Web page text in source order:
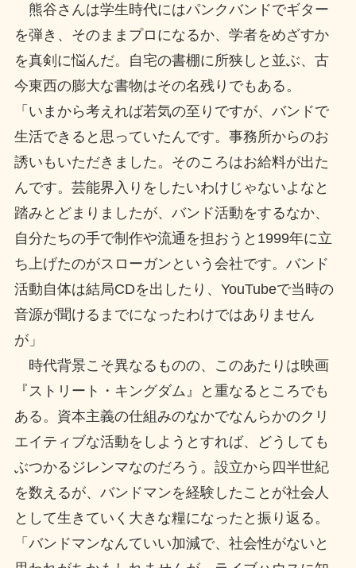
熊谷さんは学生時代にはパンクバンドでギター
を弾き、そのままプロになるか、学者をめざすか
を真剣に悩んだ。自宅の書棚に所狭しと並ぶ、古
今東西の膨大な書物はその名残りでもある。
「いまから考えれば若気の至りですが、バンドで
生活できると思っていたんです。事務所からのお
誘いもいただきました。そのころはお給料が出た
んです。芸能界入りをしたいわけじゃないよなと
踏みとどまりましたが、バンド活動をするなか、
自分たちの手で制作や流通を担おうと1999年に立
ち上げたのがスローガンという会社です。バンド
活動自体は結局CDを出したり、YouTubeで当時の
音源が聞けるまでになったわけではありません
が」
時代背景こそ異なるものの、このあたりは映画
『ストリート・キングダム』と重なるところでも
ある。資本主義の仕組みのなかでなんらかのクリ
エイティブな活動をしようとすれば、どうしても
ぶつかるジレンマなのだろう。設立から四半世紀
を数えるが、バンドマンを経験したことが社会人
として生きていく大きな糧になったと振り返る。
「バンドマンなんていい加減で、社会性がないと